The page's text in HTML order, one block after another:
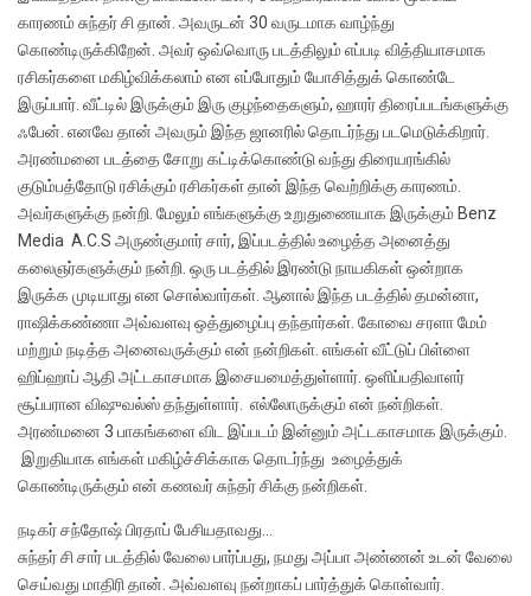
காரணம் சுந்தர் சி தான். அவருடன் 30 வருடமாக வாழ்ந்து
கொண்டிருக்கிறேன். அவர் ஒவ்வொரு படத்திலும் எப்படி வித்தியாசமாக
ரசிகர்களை மகிழ்விக்கலாம் என எப்போதும் யோசித்துக் கொண்டே
இருப்பார். வீட்டில் இருக்கும் இரு குழந்தைகளும், ஹாரர் திரைப்படங்களுக்கு
ஃபேன். எனவே தான் அவரும் இந்த ஜானரில் தொடர்ந்து படமெடுக்கிறார்.
அரண்மனை படத்தை சோறு கட்டிக்கொண்டு வந்து திரையரங்கில்
குடும்பத்தோடு ரசிக்கும் ரசிகர்கள் தான் இந்த வெற்றிக்கு காரணம்.
அவர்களுக்கு நன்றி. மேலும் எங்களுக்கு உறுதுணையாக இருக்கும் Benz
Media A.C.S அருண்குமார் சார், இப்படத்தில் உழைத்த அனைத்து
கலைஞர்களுக்கும் நன்றி. ஒரு படத்தில் இரண்டு நாயகிகள் ஒன்றாக
இருக்க முடியாது என சொல்வார்கள். ஆனால் இந்த படத்தில் தமன்னா,
ராஷிக்கண்ணா அவ்வளவு ஒத்துழைப்பு தந்தார்கள். கோவை சரளா மேம்
மற்றும் நடித்த அனைவருக்கும் என் நன்றிகள். எங்கள் வீட்டுப் பிள்ளை
ஹிப்ஹாப் ஆதி அட்டகாசமாக இசையமைத்துள்ளார். ஒளிப்பதிவாளர்
சூப்பரான விஷுவல்ஸ் தந்துள்ளார். எல்லோருக்கும் என் நன்றிகள்.
அரண்மனை 3 பாகங்களை விட இப்படம் இன்னும் அட்டகாசமாக இருக்கும்.
இறுதியாக எங்கள் மகிழ்ச்சிக்காக தொடர்ந்து உழைத்துக்
கொண்டிருக்கும் என் கணவர் சுந்தர் சிக்கு நன்றிகள்.
நடிகர் சந்தோஷ் பிரதாப் பேசியதாவது…
சுந்தர் சி சார் படத்தில் வேலை பார்ப்பது, நமது அப்பா அண்ணன் உடன் வேலை
செய்வது மாதிரி தான். அவ்வளவு நன்றாகப் பார்த்துக் கொள்வார்.